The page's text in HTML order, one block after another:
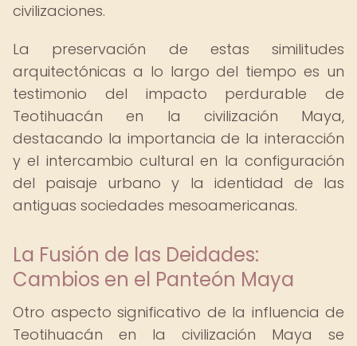
civilizaciones.
La preservación de estas similitudes
arquitectónicas a lo largo del tiempo es un
testimonio del impacto perdurable de
Teotihuacán en la civilización Maya,
destacando la importancia de la interacción
y el intercambio cultural en la configuración
del paisaje urbano y la identidad de las
antiguas sociedades mesoamericanas.
La Fusión de las Deidades:
Cambios en el Panteón Maya
Otro aspecto significativo de la influencia de
Teotihuacán en la civilización Maya se